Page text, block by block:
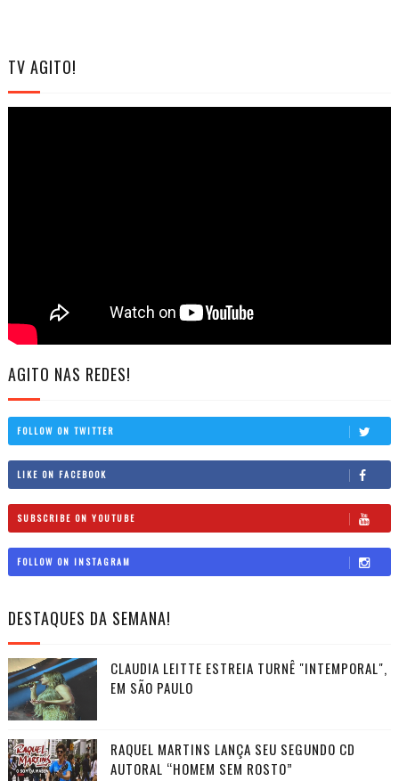
TV AGITO!
AGITO NAS REDES!
FOLLOW ON TWITTER
LIKE ON FACEBOOK
SUBSCRIBE ON YOUTUBE
FOLLOW ON INSTAGRAM
DESTAQUES DA SEMANA!
CLAUDIA LEITTE ESTREIA TURNÊ "INTEMPORAL",
EM SÃO PAULO
RAQUEL MARTINS LANÇA SEU SEGUNDO CD
AUTORAL “HOMEM SEM ROSTO”